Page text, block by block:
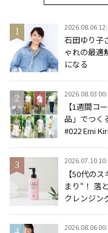
2026.08.06
石田ゆり子
ゃれの最適
になる
2026.08.03
【1週間コ
品」でつく
#022 Emi
2026.07.10
【50代の
まり“！ 落
クレンジン
2026.08.06